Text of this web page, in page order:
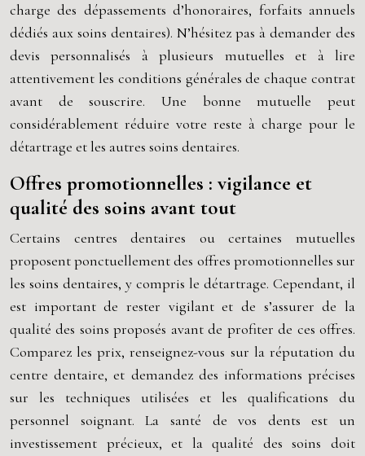
charge des dépassements d’honoraires, forfaits annuels
dédiés aux soins dentaires). N’hésitez pas à demander des
devis personnalisés à plusieurs mutuelles et à lire
attentivement les conditions générales de chaque contrat
avant de souscrire. Une bonne mutuelle peut
considérablement réduire votre reste à charge pour le
détartrage et les autres soins dentaires.
Offres promotionnelles : vigilance et
qualité des soins avant tout
Certains centres dentaires ou certaines mutuelles
proposent ponctuellement des offres promotionnelles sur
les soins dentaires, y compris le détartrage. Cependant, il
est important de rester vigilant et de s’assurer de la
qualité des soins proposés avant de profiter de ces offres.
Comparez les prix, renseignez-vous sur la réputation du
centre dentaire, et demandez des informations précises
sur les techniques utilisées et les qualifications du
personnel soignant. La santé de vos dents est un
investissement précieux, et la qualité des soins doit